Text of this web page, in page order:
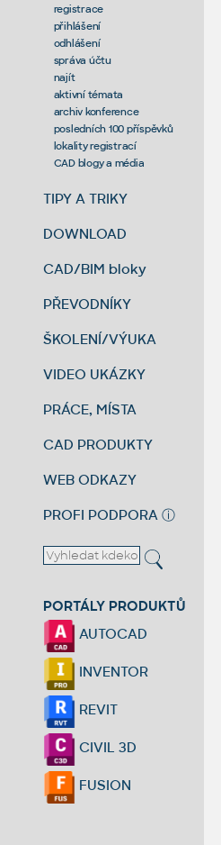
registrace
přihlášení
odhlášení
správa účtu
najít
aktivní témata
archiv konference
posledních 100 příspěvků
lokality registrací
CAD blogy a média
TIPY A TRIKY
DOWNLOAD
CAD/BIM bloky
PŘEVODNÍKY
ŠKOLENÍ/VÝUKA
VIDEO UKÁZKY
PRÁCE, MÍSTA
CAD PRODUKTY
WEB ODKAZY
PROFI PODPORA ⓘ
PORTÁLY PRODUKTŮ
AUTOCAD
INVENTOR
REVIT
CIVIL 3D
FUSION